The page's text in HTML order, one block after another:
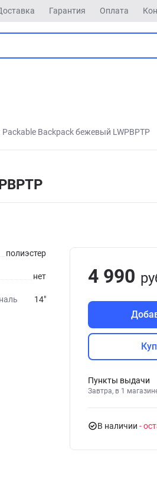
Гарантия Оплата
Backpack бежевый LWPBPTP
полиэстер
нет
14"
4 990
Пункты выдачи
Завтра, в 1
В наличии -